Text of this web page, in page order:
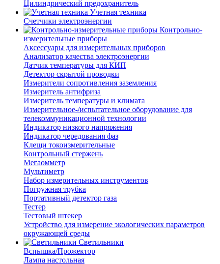
Цилиндрический предохранитель
Учетная техника
Счетчики электроэнергии
Контрольно-
измерительные приборы
Аксессуары для измерительных приборов
Анализатор качества электроэнергии
Датчик температуры для КИП
Детектор скрытой проводки
Измерители сопротивления заземления
Измеритель антифриза
Измеритель температуры и климата
Измерительное-/испытательное оборудование для
телекоммуникационной технологии
Индикатор низкого напряжения
Индикатор чередования фаз
Клещи токоизмерительные
Контрольный стержень
Мегаомметр
Мультиметр
Набор измерительных инструментов
Погружная трубка
Портативный детектор газа
Тестер
Тестовый штекер
Устройство для измерение экологических параметров
окружающей среды
Светильники
Вспышка/Прожектор
Лампа настольная